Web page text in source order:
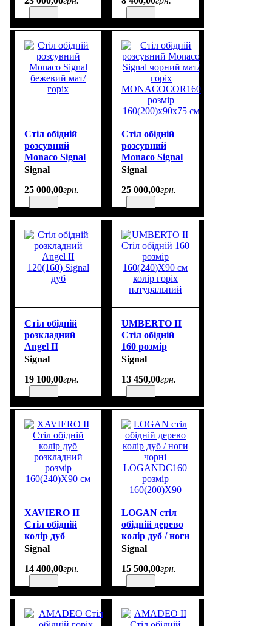
Стіл обідній
розсувний
Monaco Signal
бежевий мат/
Signal
25 000,00грн.
Стіл обідній
розсувний
Monaco Signal
чорний мат/
MONACOCOR160
Signal
25 000,00грн.
Стіл обідній
розкладний
Angel II
120(160) Signal
Signal
19 100,00грн.
UMBERTO II
Стіл обідній
160 розмір
160(240)X90 см
натуральний
Signal
13 450,00грн.
XAVIERO II
Стіл обідній
колір дуб
розкладний
160(240)X90 см
Signal
14 400,00грн.
LOGAN стіл
обідній дерево
колір дуб / ноги
чорні
розмір
Signal
15 500,00грн.